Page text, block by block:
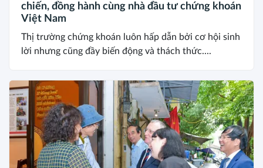
chiến, đồng hành cùng nhà đầu tư chứng khoán
Việt Nam
Thị trường chứng khoán luôn hấp dẫn bởi cơ hội sinh
lời nhưng cũng đầy biến động và thách thức....